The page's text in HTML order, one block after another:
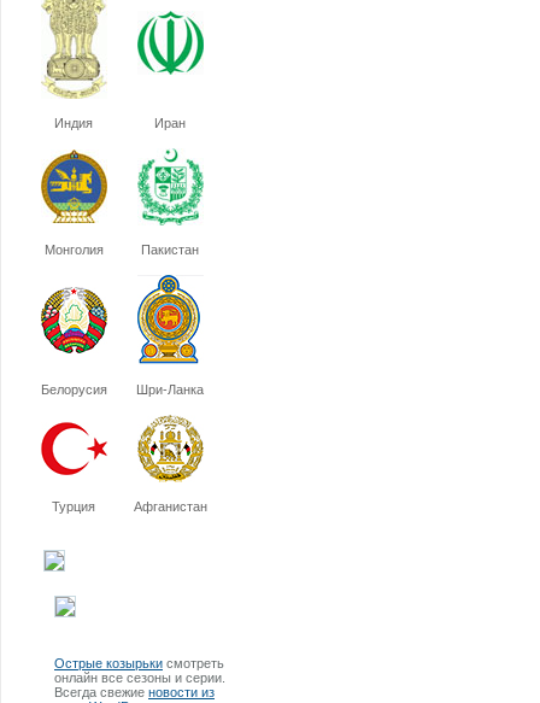
Индия Иран
Монголия Пакистан
Белорусия Шри-Ланка
Турция Афганистан
Острые козырьки смотреть
онлайн все сезоны и серии.
Всегда свежие новости из